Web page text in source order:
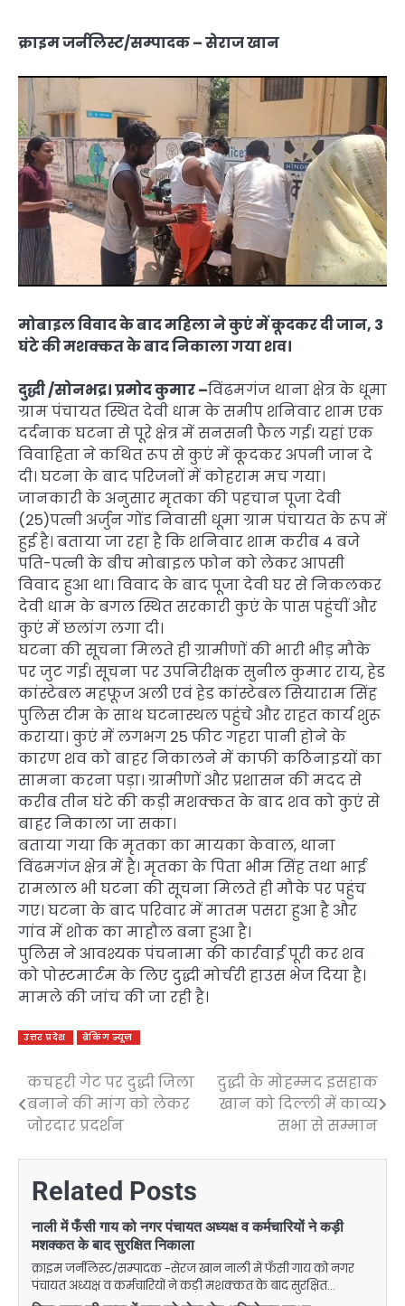
क्राइम जर्नलिस्ट/सम्पादक – सेराज खान
मोबाइल विवाद के बाद महिला ने कुएं में कूदकर दी जान, 3
घंटे की मशक्कत के बाद निकाला गया शव।
दुद्धी /सोनभद्र। प्रमोद कुमार –विंढमगंज थाना क्षेत्र के धूमा
ग्राम पंचायत स्थित देवी धाम के समीप शनिवार शाम एक
दर्दनाक घटना से पूरे क्षेत्र में सनसनी फैल गई। यहां एक
विवाहिता ने कथित रूप से कुएं में कूदकर अपनी जान दे
दी। घटना के बाद परिजनों में कोहराम मच गया।
जानकारी के अनुसार मृतका की पहचान पूजा देवी
(25)पत्नी अर्जुन गोंड निवासी धूमा ग्राम पंचायत के रूप में
हुई है। बताया जा रहा है कि शनिवार शाम करीब 4 बजे
पति-पत्नी के बीच मोबाइल फोन को लेकर आपसी
विवाद हुआ था। विवाद के बाद पूजा देवी घर से निकलकर
देवी धाम के बगल स्थित सरकारी कुएं के पास पहुंचीं और
कुएं में छलांग लगा दी।
घटना की सूचना मिलते ही ग्रामीणों की भारी भीड़ मौके
पर जुट गई। सूचना पर उपनिरीक्षक सुनील कुमार राय, हेड
कांस्टेबल महफूज अली एवं हेड कांस्टेबल सियाराम सिंह
पुलिस टीम के साथ घटनास्थल पहुंचे और राहत कार्य शुरू
कराया। कुएं में लगभग 25 फीट गहरा पानी होने के
कारण शव को बाहर निकालने में काफी कठिनाइयों का
सामना करना पड़ा। ग्रामीणों और प्रशासन की मदद से
करीब तीन घंटे की कड़ी मशक्कत के बाद शव को कुएं से
बाहर निकाला जा सका।
बताया गया कि मृतका का मायका केवाल, थाना
विंढमगंज क्षेत्र में है। मृतका के पिता भीम सिंह तथा भाई
रामलाल भी घटना की सूचना मिलते ही मौके पर पहुंच
गए। घटना के बाद परिवार में मातम पसरा हुआ है और
गांव में शोक का माहौल बना हुआ है।
पुलिस ने आवश्यक पंचनामा की कार्रवाई पूरी कर शव
को पोस्टमार्टम के लिए दुद्धी मोर्चरी हाउस भेज दिया है।
मामले की जांच की जा रही है।
उत्तर प्रदेश ब्रेकिंग न्यूज़
Post
navigation
कचहरी गेट पर दुद्धी जिला
बनाने की मांग को लेकर
जोरदार प्रदर्शन
दुद्धी के मोहम्मद इसहाक
खान को दिल्ली में काव्य
सभा से सम्मान
Related Posts
नाली में फँसी गाय को नगर पंचायत अध्यक्ष व कर्मचारियों ने कड़ी
मशक्कत के बाद सुरक्षित निकाला
क्राइम जर्नलिस्ट/सम्पादक -सेरज खान नाली में फँसी गाय को नगर
पंचायत अध्यक्ष व कर्मचारियों ने कड़ी मशक्कत के बाद सुरक्षित…